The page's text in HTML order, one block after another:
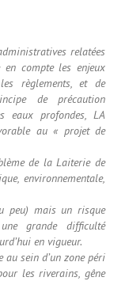
relatées
compte les enjeux
règlements, et de
de précaution
eaux profondes, LA
au « projet de
de la Laiterie de
environnementale,
peu) mais un risque
grande difficulté
en vigueur.
sein d’un zone péri
les riverains, gêne